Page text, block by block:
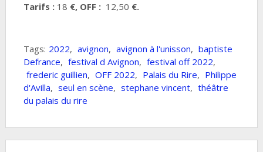
Tarifs :18 €, OFF : 12,50 €.
Tags: 2022, avignon, avignon à l'unisson, baptiste
Defrance, festival d Avignon, festival off 2022,
frederic guillien, OFF 2022, Palais du Rire, Philippe
d'Avilla, seul en scène, stephane vincent, théâtre
du palais du rire